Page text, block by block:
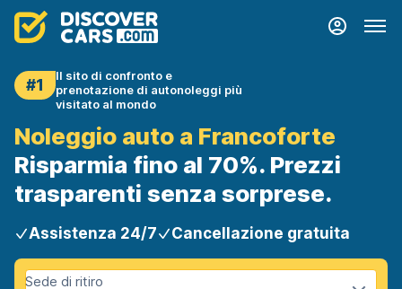
#1
Il sito di confronto e
prenotazione di autonoleggi più
visitato al mondo
Noleggio auto a Francoforte
Risparmia fino al 70%. Prezzi
trasparenti senza sorprese.
Assistenza 24/7 Cancellazione gratuita
Sede di ritiro